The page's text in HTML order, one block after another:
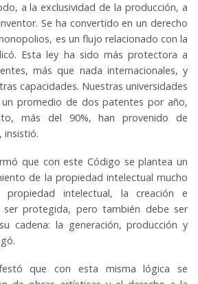
a la exclusividad de la producción, a
Se ha convertido en un derecho
es un flujo relacionado con la
Esta ley ha sido más protectora a
más que nada internacionales, y
capacidades. Nuestras universidades
promedio de dos patentes por año,
más del 90%, han provenido de
insistió.
que con este Código se plantea un
de la propiedad intelectual mucho
propiedad intelectual, la creación e
ser protegida, pero también debe ser
cadena: la generación, producción y
que con esta misma lógica se